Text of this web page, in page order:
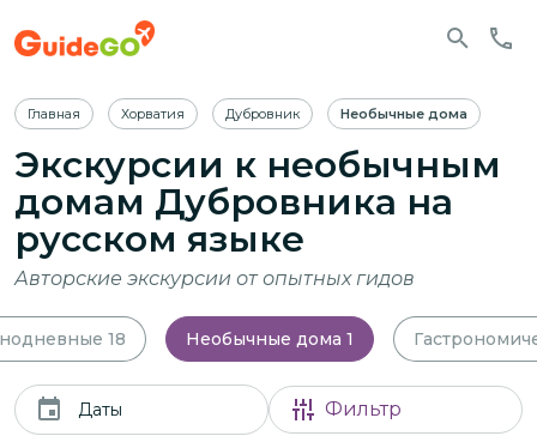
Главная Хорватия Дубровник Необычные дома
Экскурсии к необычным
домам Дубровника на
русском языке
Авторские экскурсии от опытных гидов
18 Необычные дома 1
Даты Фильтр